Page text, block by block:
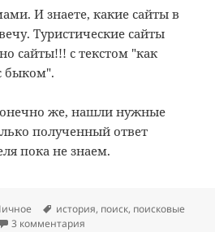
И знаете, какие сайты в
Туристические сайты
сайты!!! с текстом "как
быком".
же, нашли нужные
полученный ответ
пока не знаем.
Метки
история, поиск, поисковые
3 комментария